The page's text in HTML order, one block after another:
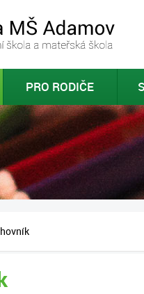
PRO RODIČE